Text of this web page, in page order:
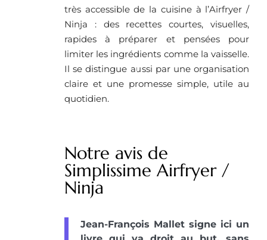
très accessible de la cuisine à l’Airfryer /
Ninja : des recettes courtes, visuelles,
rapides à préparer et pensées pour
limiter les ingrédients comme la vaisselle.
Il se distingue aussi par une organisation
claire et une promesse simple, utile au
quotidien.
Notre avis de
Simplissime Airfryer /
Ninja
Jean-François Mallet signe ici un